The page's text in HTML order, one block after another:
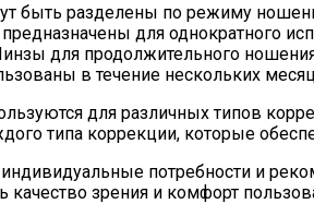
быть разделены по режиму
для однократного
для продолжительного
в течение нескольких
для различных типов
типа коррекции, которые
потребности и
качество зрения и комфорт